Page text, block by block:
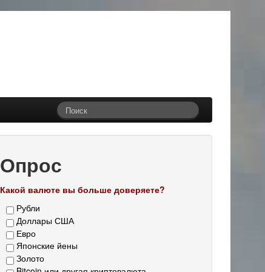
Опрос
Какой валюте вы больше доверяете?
Рубли
Доллары США
Евро
Японские йены
Золото